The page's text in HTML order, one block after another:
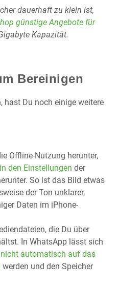
dauerhaft zu klein ist,
günstige Angebote für
Kapazität.
Bereinigen
hast Du noch einige weitere
Offline-Nutzung herunter,
den Einstellungen der
So ist das Bild etwas
der Ton unklarer,
Daten im iPhone-
die Du über
In WhatsApp lässt sich
automatisch auf das
werden und den Speicher